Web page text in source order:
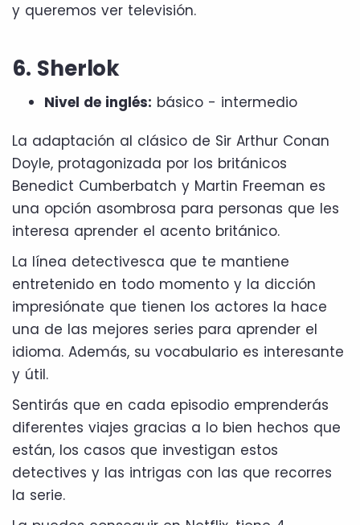
y queremos ver televisión.
6. Sherlok
Nivel de inglés: básico - intermedio
La adaptación al clásico de Sir Arthur Conan
Doyle, protagonizada por los británicos
Benedict Cumberbatch y Martin Freeman es
una opción asombrosa para personas que les
interesa aprender el acento británico.
La línea detectivesca que te mantiene
entretenido en todo momento y la dicción
impresiónate que tienen los actores la hace
una de las mejores series para aprender el
idioma. Además, su vocabulario es interesante
y útil.
Sentirás que en cada episodio emprenderás
diferentes viajes gracias a lo bien hechos que
están, los casos que investigan estos
detectives y las intrigas con las que recorres
la serie.